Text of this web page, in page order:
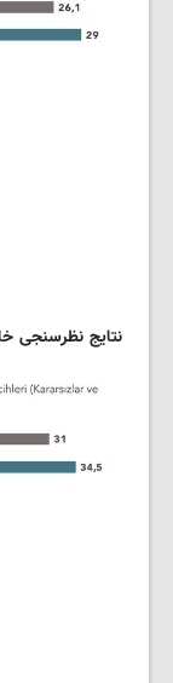
نتایج نظرسنجی